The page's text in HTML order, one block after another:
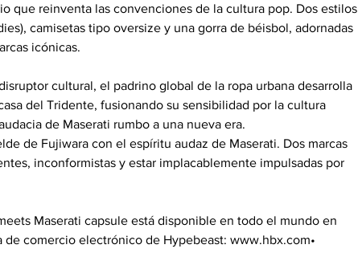
que reinventa las convenciones de la cultura pop. Dos estilos
camisetas tipo oversize y una gorra de béisbol, adornadas
icónicas.
cultural, el padrino global de la ropa urbana desarrolla
del Tridente, fusionando su sensibilidad por la cultura
de Maserati rumbo a una nueva era.
de Fujiwara con el espíritu audaz de Maserati. Dos marcas
inconformistas y estar implacablemente impulsadas por
Maserati capsule está disponible en todo el mundo en
de comercio electrónico de Hypebeast: www.hbx.com•